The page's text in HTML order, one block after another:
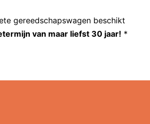
gereedschapswagen beschikt
van maar liefst 30 jaar! *